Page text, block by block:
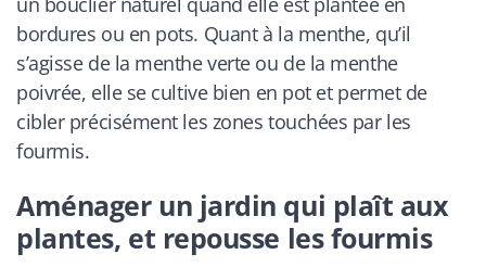
bordures ou en pots. Quant à la menthe, qu’il
s’agisse de la menthe verte ou de la menthe
poivrée, elle se cultive bien en pot et permet de
cibler précisément les zones touchées par les
fourmis.
Aménager un jardin qui plaît aux
plantes, et repousse les fourmis